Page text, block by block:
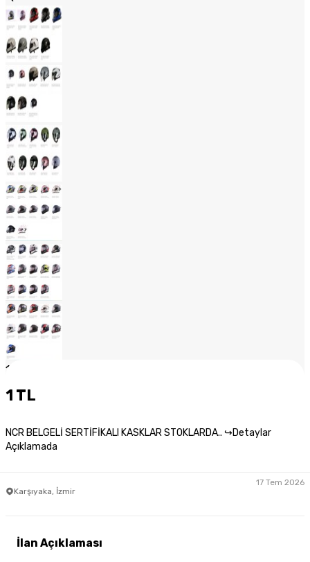
1
1 TL
NCR BELGELİ SERTİFİKALI KASKLAR STOKLARDA.. ↪Detaylar
Açıklamada
Karşıyaka, İzmir
17 Tem 2026
İlan Açıklaması